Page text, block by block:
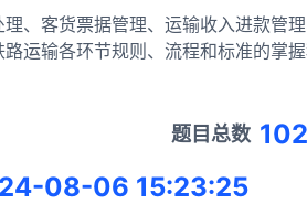
、客货票据管理、运输收入进款管理
运输各环节规则、流程和标准的掌
题目总数 102
08-06 15:23:25